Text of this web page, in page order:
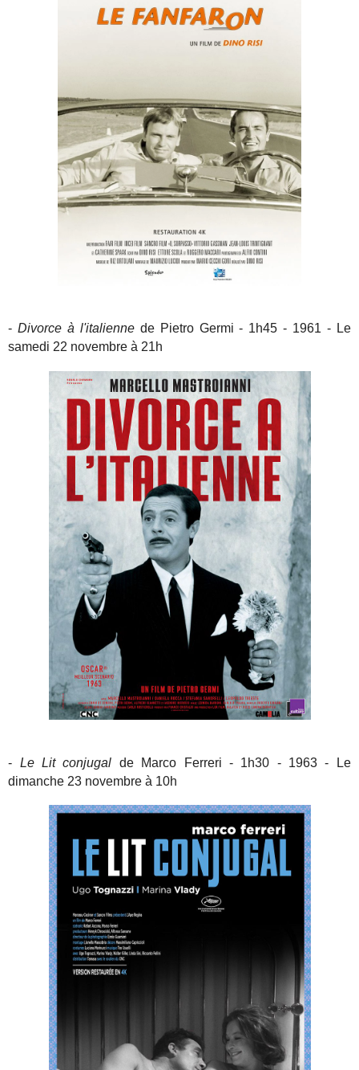
-Divorce à l'italiennede Pietro Germi - 1h45 - 1961 - Le
samedi 22 novembre à 21h
- Le Lit conjugal de Marco Ferreri - 1h30 - 1963 - Le
dimanche 23 novembre à 10h